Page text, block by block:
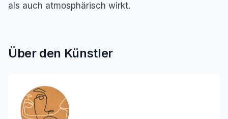
als auch atmosphärisch wirkt.
Über den Künstler